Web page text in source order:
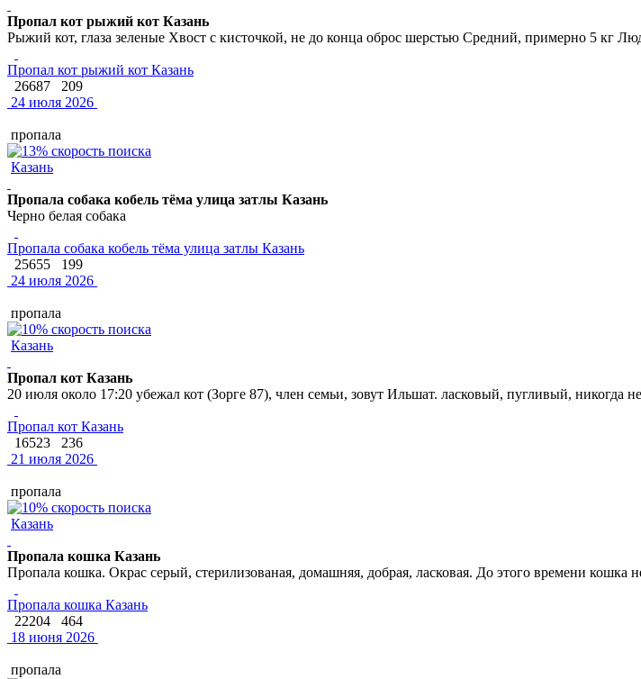
Пропал кот рыжий кот Казань
Рыжий кот, глаза зеленые Хвост с кисточкой, не до конца оброс шерстью Средний, примерно 5 кг
Пропал кот рыжий кот Казань
26687
209
24 июля 2026
пропала
Казань
Пропала собака кобель тёма улица затлы Казань
Черно белая собака
Пропала собака кобель тёма улица затлы Казань
25655
199
24 июля 2026
пропала
Казань
Пропал кот Казань
20 июля около 17:20 убежал кот (Зорге 87), член семьи, зовут Ильшат. ласковый, пугливый, никогда
Пропал кот Казань
16523
236
21 июля 2026
пропала
Казань
Пропала кошка Казань
Пропала кошка. Окрас серый, стерилизованая, домашняя, добрая, ласковая. До этого времени
Пропала кошка Казань
22204
464
18 июня 2026
пропала